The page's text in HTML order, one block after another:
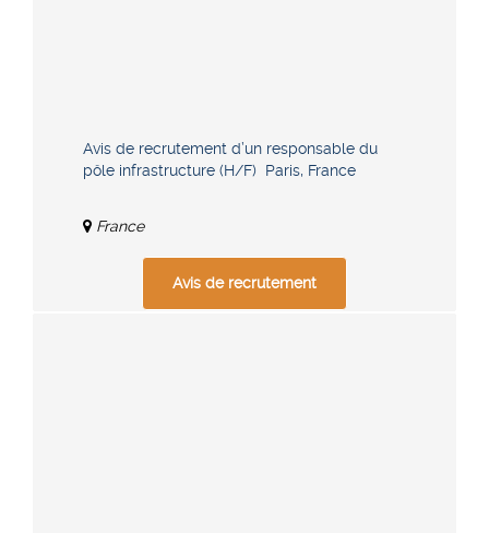
Avis de recrutement d’un responsable du
pôle infrastructure (H/F) Paris, France
France
Avis de recrutement